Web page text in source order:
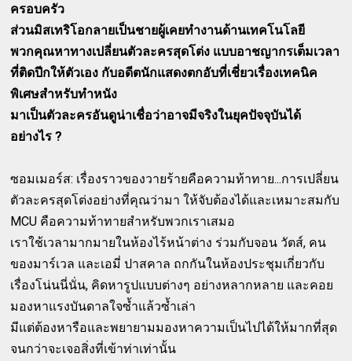
ครอบครัว
ส่วนมิสเทริโอกลายเป็นชายผู้เคยทำงานด้านเทคโนโลยี
พวกคุณหาทางเปลี่ยนตัวละครสุดโต่ง แบบอาชญากรเต็มเวลา
ที่ติดปีกให้ตัวเอง กับอดีตนักแสดงตกอับที่เชี่ยวเรื่องเทคนิค
พิเศษสำหรับทำหนัง
มาเป็นตัวละครอันดูน่าเชื่อว่าอาจมีจริงในยุคปัจจุบันได้
อย่างไร ?
ซอมเมอร์ส: เรื่องราวของวายร้ายคือความท้าทาย...การเปลี่ยน
ตัวละครสุดโต่งอย่างที่คุณว่ามา ให้จับต้องได้และเหมาะสมกับ
MCU คือความท้าทายสำหรับพวกเราเสมอ
เราใช้เวลามากมายในห้องไร้หน้าต่าง ร่วมกับจอน วัตส์, คน
ของมาร์เวล และเอมี่ ปาสคาล ถกกันในห้องประชุมเกี่ยวกับ
เรื่องโน่นนี่นั่น, คิดหารูปแบบต่างๆ อย่างหลากหลาย และคอย
มองหาแรงบันดาลใจซ้ำแล้วซ้ำเล่า
มีแต่ต้องหารือและพยายามมองหาความเป็นไปได้ให้มากที่สุด
จนกว่าจะเจอสิ่งที่เข้าท่าเท่านั้น